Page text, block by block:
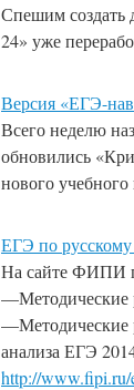
Спешим создать
24» уже
Версия «ЕГЭ-
Всего неделю
обновились
нового
ЕГЭ по
На сайте ФИПИ
—Методические
—Методические
анализа ЕГЭ
http://www.fipi.ru/